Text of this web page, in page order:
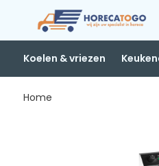
Koelen & vriezen
Home